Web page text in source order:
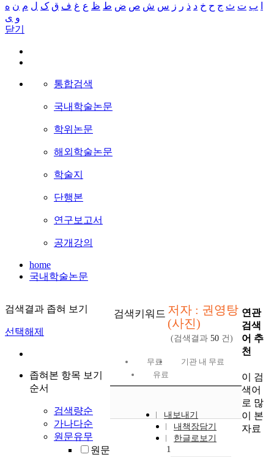
ب ت ث ج ح خ د ذ ر ز س ش ص ض ط ظ ع غ ف ق ک ل م ن ه
و ی
닫기
통합검색
국내학술논문
학위논문
해외학술논문
학술지
단행본
연구보고서
공개강의
home
국내학술논문
검색결과 좁혀 보기
선택해제
좁혀본 항목 보기
순서
검색량순
가나다순
원문유무
원문
검색키워드 저자 : 권영탕
(사진)
(검색결과 50 건)
무료
기관 내 무료
유료
내보내기
내책장담기
한글로보기
1
연관
검색
어 추
천
이 검
색어
로 많
이 본
자료